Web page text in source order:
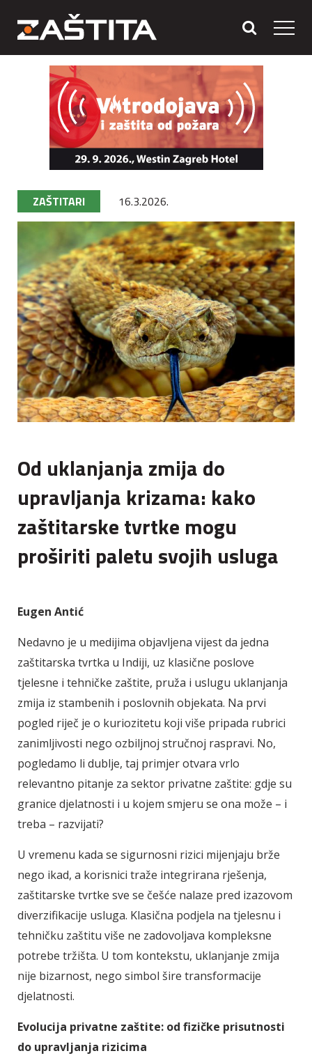
ZAŠTITARI 16.3.2026.
Od uklanjanja zmija do
upravljanja krizama: kako
zaštitarske tvrtke mogu
proširiti paletu svojih usluga
Eugen Antić
Nedavno je u medijima objavljena vijest da jedna
zaštitarska tvrtka u Indiji, uz klasične poslove
tjelesne i tehničke zaštite, pruža i uslugu uklanjanja
zmija iz stambenih i poslovnih objekata. Na prvi
pogled riječ je o kuriozitetu koji više pripada rubrici
zanimljivosti nego ozbiljnoj stručnoj raspravi. No,
pogledamo li dublje, taj primjer otvara vrlo
relevantno pitanje za sektor privatne zaštite: gdje su
granice djelatnosti i u kojem smjeru se ona može – i
treba – razvijati?
U vremenu kada se sigurnosni rizici mijenjaju brže
nego ikad, a korisnici traže integrirana rješenja,
zaštitarske tvrtke sve se češće nalaze pred izazovom
diverzifikacije usluga. Klasična podjela na tjelesnu i
tehničku zaštitu više ne zadovoljava kompleksne
potrebe tržišta. U tom kontekstu, uklanjanje zmija
nije bizarnost, nego simbol šire transformacije
djelatnosti.
Evolucija privatne zaštite: od fizičke prisutnosti
do upravljanja rizicima